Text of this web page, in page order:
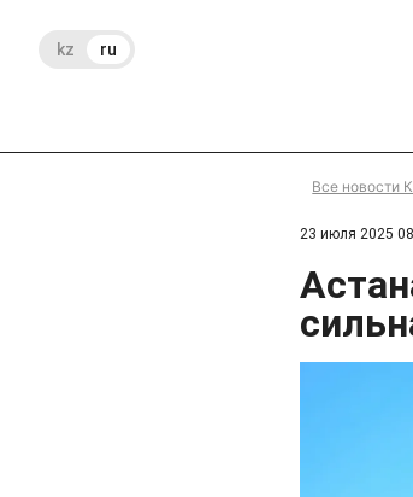
kz ru
Все новости
23 июля 2025